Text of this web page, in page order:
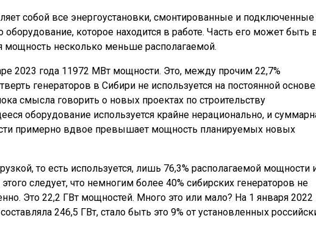
собой все энергоустановки, смонтированные и подключенные
оборудование, которое находится в работе. Часть его может быть
мощность несколько меньше располагаемой.
2023 года 11972 МВт мощности. Это, между прочим 22,7%
генераторов в Сибири не используется на постоянной
смысла говорить о новых проектах по строительству
оборудование используется крайне нерационально, и
примерно вдвое превышает мощность планируемых новых
то есть используется, лишь 76,3% располагаемой мощности
следует, что немногим более 40% сибирских генераторов не
Это 22,2 ГВт мощностей. Много это или мало? На 1 января 2022
246,5 ГВт, стало быть это 9% от установленных